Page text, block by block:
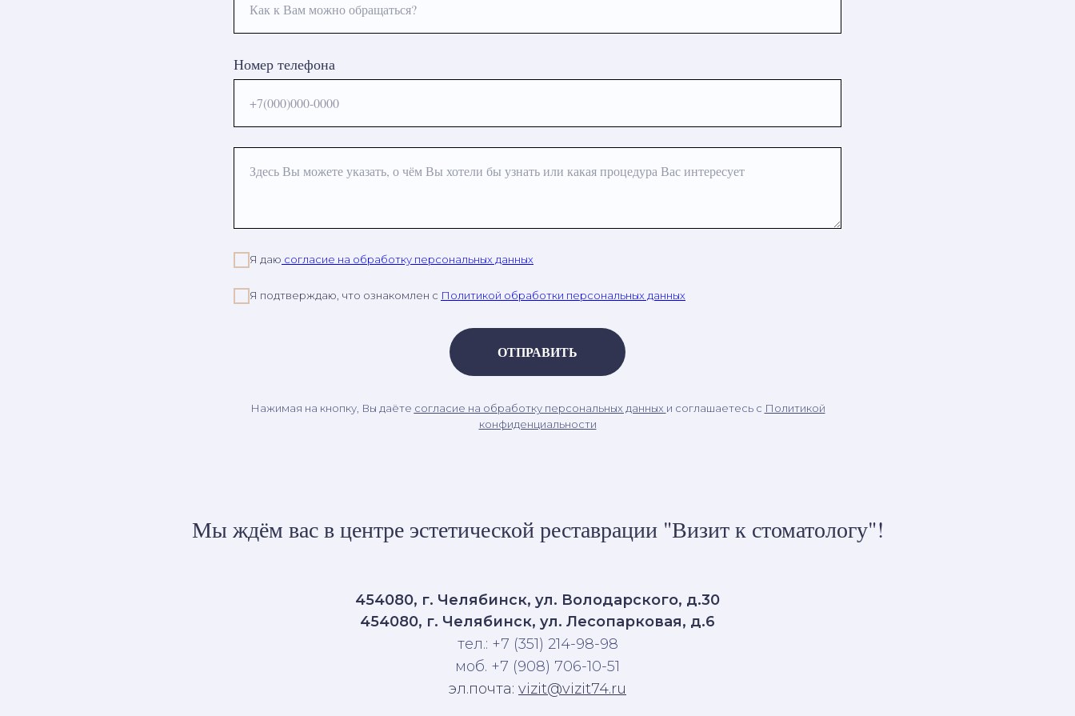
Как к Вам можно обращаться?
Номер телефона
+7(000)000-0000
Здесь Вы можете указать, о чём Вы хотели бы узнать или какая процедура Вас интересует
Я даю согласие на обработку персональных данных
Я подтверждаю, что ознакомлен с Политикой обработки персональных данных
ОТПРАВИТЬ
Нажимая на кнопку, Вы даёте согласие на обработку персональных данных и соглашаетесь c Политикой
конфиденциальности
Мы ждём вас в центре эстетической реставрации "Визит к стоматологу"!
454080, г. Челябинск, ул. Володарского, д.30
454080, г. Челябинск, ул. Лесопарковая, д.6
тел.: +7 (351) 214-98-98
моб. +7 (908) 706-10-51
эл.почта: vizit@vizit74.ru